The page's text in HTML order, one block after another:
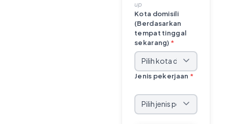
up
Kota domisili
(Berdasarkan
tempat tinggal
sekarang) *
Jenis pekerjaan *